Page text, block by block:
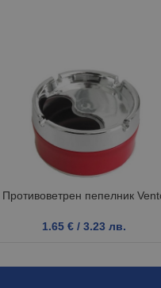
Противоветрен пепелник
1.65 € / 3.23 лв.